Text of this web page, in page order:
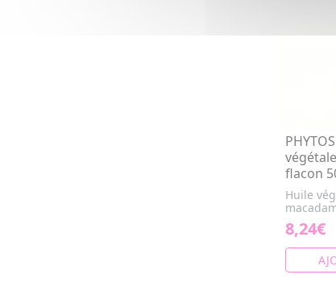
flacon
Huile
8,24€